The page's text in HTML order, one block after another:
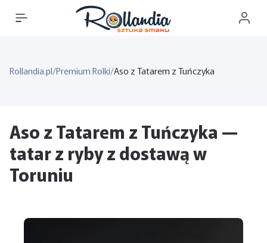
Rollandia.pl/Premium Rolki/Aso z Tatarem z Tuńczyka
Aso z Tatarem z Tuńczyka —
tatar z ryby z dostawą w
Toruniu